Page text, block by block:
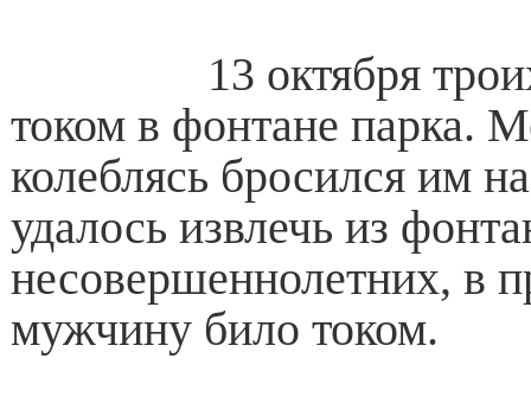
13 октября
током в фонтане парка.
колеблясь бросился им
удалось извлечь из
несовершеннолетних, в
мужчину било током.